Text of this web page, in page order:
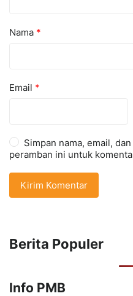
Nama *
Email *
Simpan nama, email,
peramban ini untuk
Berita Populer
Info PMB